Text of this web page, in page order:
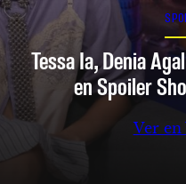
Tessa Ia, Denia
en Spoiler
Ver en